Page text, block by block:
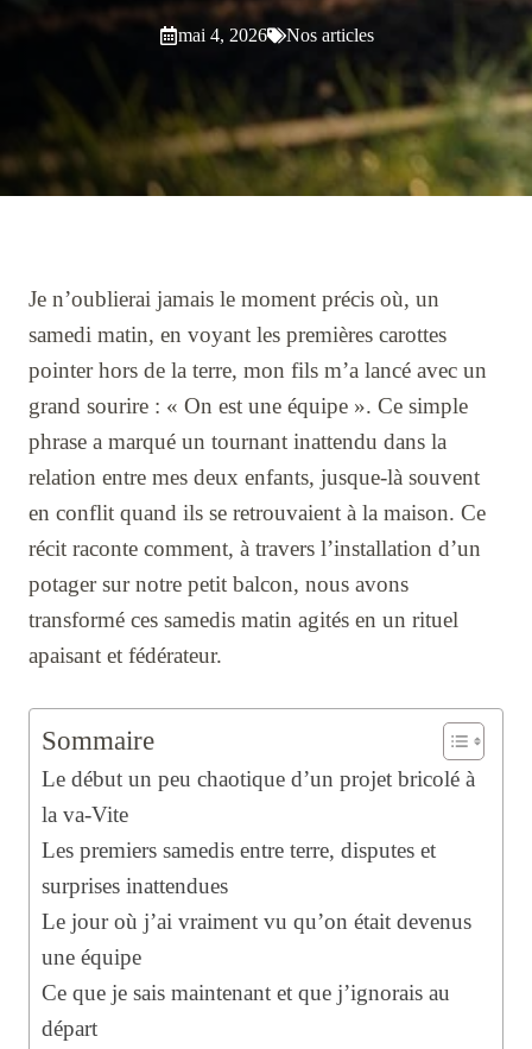
mai 4, 2026 Nos articles
Je n’oublierai jamais le moment précis où, un
samedi matin, en voyant les premières carottes
pointer hors de la terre, mon fils m’a lancé avec un
grand sourire : « On est une équipe ». Ce simple
phrase a marqué un tournant inattendu dans la
relation entre mes deux enfants, jusque-là souvent
en conflit quand ils se retrouvaient à la maison. Ce
récit raconte comment, à travers l’installation d’un
potager sur notre petit balcon, nous avons
transformé ces samedis matin agités en un rituel
apaisant et fédérateur.
Sommaire
Le début un peu chaotique d’un projet bricolé à
la va-Vite
Les premiers samedis entre terre, disputes et
surprises inattendues
Le jour où j’ai vraiment vu qu’on était devenus
une équipe
Ce que je sais maintenant et que j’ignorais au
départ